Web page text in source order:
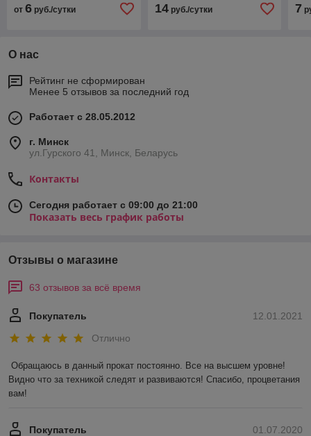
от 6 руб./сутки 14руб./сутки 7
О нас
Рейтинг не сформирован
Менее 5 отзывов за последний год
Работает с 28.05.2012
г. Минск
ул.Гурского 41, Минск, Беларусь
Контакты
Сегодня работает с 09:00 до 21:00
Показать весь график работы
Отзывы о магазине
63 отзывов за всё время
12.01.2021
Покупатель
Отлично
Обращаюсь в данный прокат постоянно. Все на высшем уровне!
Видно что за техникой следят и развиваются! Спасибо, процветания
вам!
01.07.2020
Покупатель